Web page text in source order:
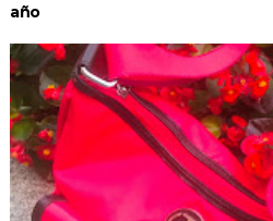
año